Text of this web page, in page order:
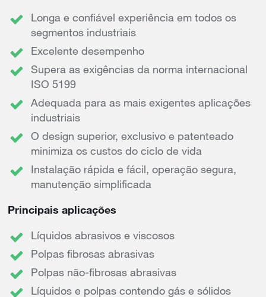
Longa e confiável experiência em todos os
segmentos industriais
Excelente desempenho
Supera as exigências da norma internacional
ISO 5199
Adequada para as mais exigentes aplicações
industriais
O design superior, exclusivo e patenteado
minimiza os custos do ciclo de vida
Instalação rápida e fácil, operação segura,
manutenção simplificada
Principais aplicações
Líquidos abrasivos e viscosos
Polpas fibrosas abrasivas
Polpas não-fibrosas abrasivas
Líquidos e polpas contendo gás e sólidos